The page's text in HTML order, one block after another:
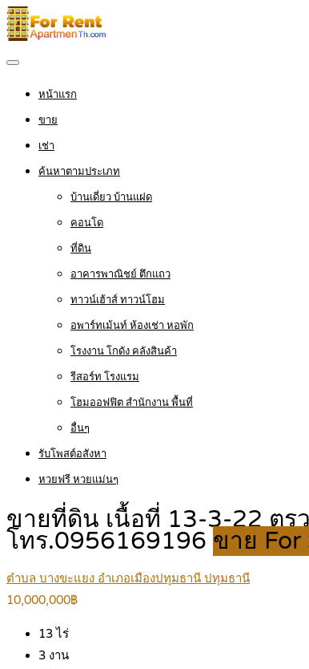
หน้าแรก
ขาย
เช่า
ค้นหาตามประเภท
บ้านเดี่ยว บ้านแฝด
คอนโด
ที่ดิน
อาคารพาณิชย์ ตึกแถว
ทาวน์เฮ้าส์ ทาวน์โฮม
อพาร์ทเม้นท์ ห้องเช่า หอพัก
โรงงาน โกดัง คลังสินค้า
รีสอร์ท โรงแรม
โฮมออฟฟิต สำนักงาน พื้นที่
อื่นๆ
รับโพสต์อสังหา
หวยฟรี หวยแม่นๆ
ขายที่ดิน เนื้อที่ 13-3-22 ตร
โทร.0956169196 ขาย For
ตำบล บางขะแยง อำเภอเมืองปทุมธานี ปทุมธานี
10,000,000฿
13ไร่
3 งาน